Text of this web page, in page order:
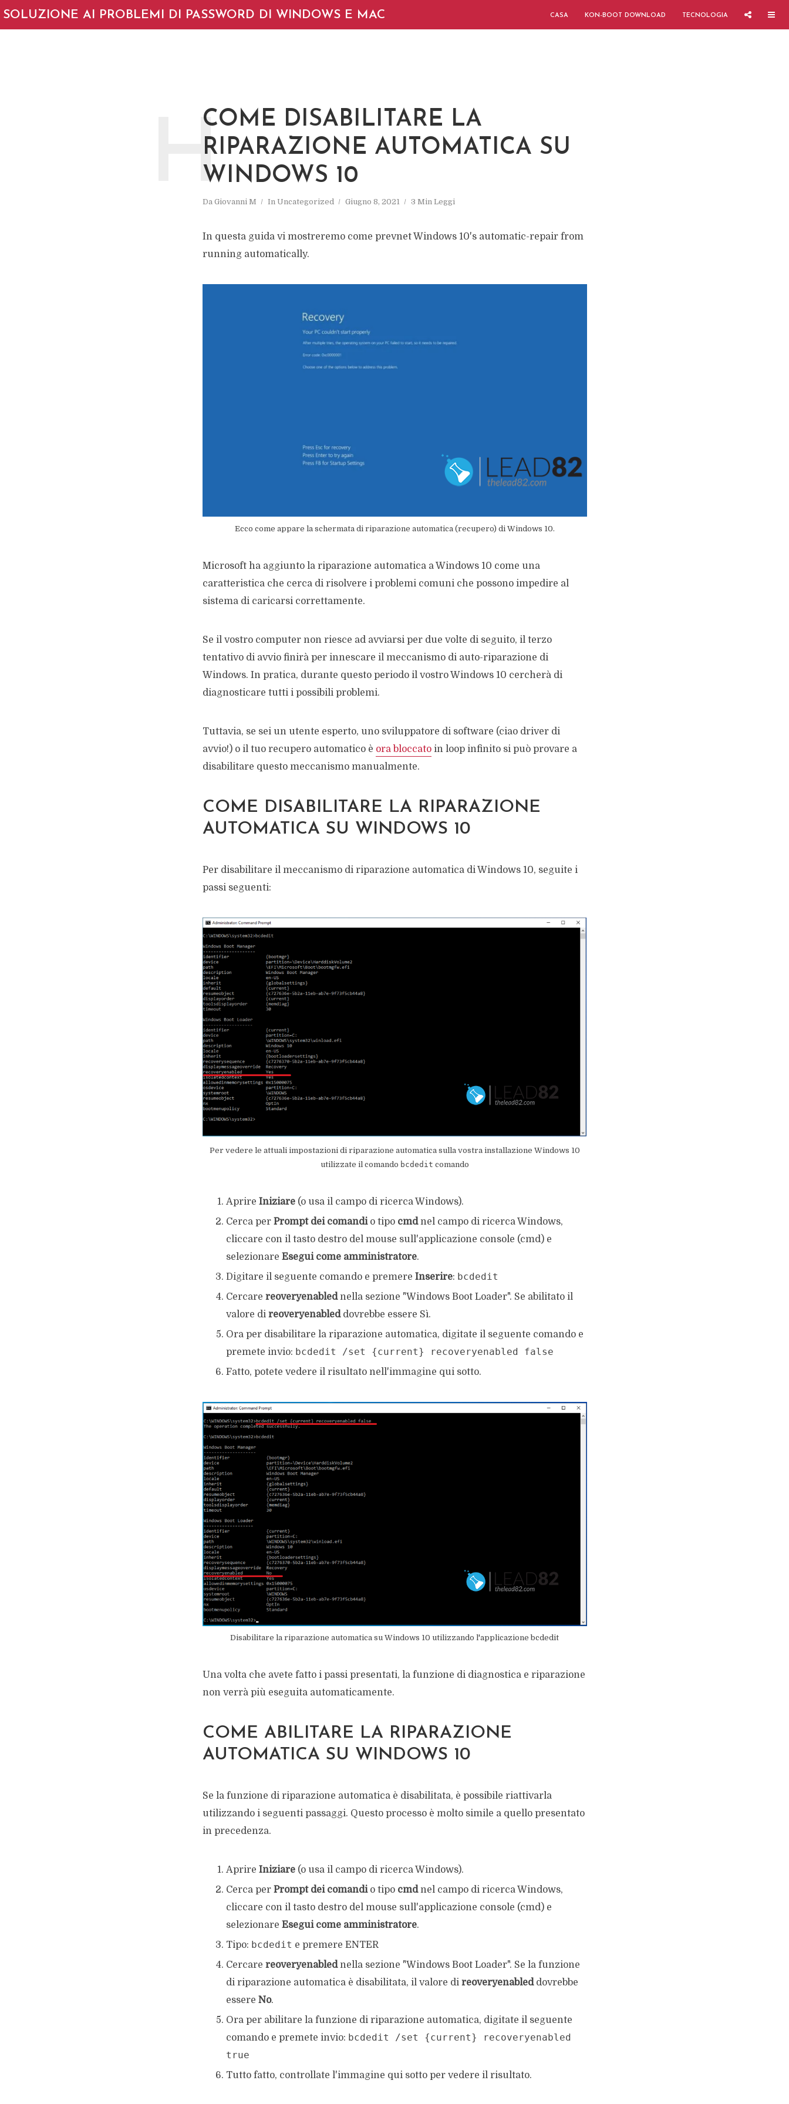
SOLUZIONE AI PROBLEMI DI PASSWORD DI WINDOWS E MAC CASA KON-BOOT DOWNLOAD TECNOLOGIA
COME DISABILITARE LA
RIPARAZIONE AUTOMATICA SU
WINDOWS 10
Da Giovanni M In Uncategorized Giugno 8, 2021 3 Min Leggi
H
In questa guida vi mostreremo come prevnet Windows 10's automatic-repair from
running automatically.
Ecco come appare la schermata di riparazione automatica (recupero) di Windows 10.
Microsoft ha aggiunto la riparazione automatica a Windows 10 come una
caratteristica che cerca di risolvere i problemi comuni che possono impedire al
sistema di caricarsi correttamente.
Se il vostro computer non riesce ad avviarsi per due volte di seguito, il terzo
tentativo di avvio finirà per innescare il meccanismo di auto-riparazione di
Windows. In pratica, durante questo periodo il vostro Windows 10 cercherà di
diagnosticare tutti i possibili problemi.
Tuttavia, se sei un utente esperto, uno sviluppatore di software (ciao driver di
avvio!) o il tuo recupero automatico è ora bloccatoin loop infinito si può provare a
disabilitare questo meccanismo manualmente.
COME DISABILITARE LA RIPARAZIONE
AUTOMATICA SU WINDOWS 10
Per disabilitare il meccanismo di riparazione automatica di Windows 10, seguite i
passi seguenti:
Per vedere le attuali impostazioni di riparazione automatica sulla vostra installazione Windows 10
utilizzate il comando bcdedit comando
Aprire Iniziare(o usa il campo di ricerca Windows).
Cerca per Prompt dei comandio tipo cmdnel campo di ricerca Windows,
cliccare con il tasto destro del mouse sull'applicazione console (cmd) e
selezionare Esegui come amministratore.
Digitare il seguente comando e premere Inserire: bcdedit
Cercare reoveryenablednella sezione "Windows Boot Loader". Se abilitato il
valore di reoveryenableddovrebbe essere Sì.
Ora per disabilitare la riparazione automatica, digitate il seguente comando e
premete invio: bcdedit /set {current} recoveryenabled false
Fatto, potete vedere il risultato nell'immagine qui sotto.
Disabilitare la riparazione automatica su Windows 10 utilizzando l'applicazione bcdedit
Una volta che avete fatto i passi presentati, la funzione di diagnostica e riparazione
non verrà più eseguita automaticamente.
COME ABILITARE LA RIPARAZIONE
AUTOMATICA SU WINDOWS 10
Se la funzione di riparazione automatica è disabilitata, è possibile riattivarla
utilizzando i seguenti passaggi. Questo processo è molto simile a quello presentato
in precedenza.
Aprire Iniziare(o usa il campo di ricerca Windows).
Cerca per Prompt dei comandio tipo cmdnel campo di ricerca Windows,
cliccare con il tasto destro del mouse sull'applicazione console (cmd) e
selezionare Esegui come amministratore.
Tipo: bcdedit e premere ENTER
Cercare reoveryenablednella sezione "Windows Boot Loader". Se la funzione
di riparazione automatica è disabilitata, il valore di reoveryenableddovrebbe
essere No.
Ora per abilitare la funzione di riparazione automatica, digitate il seguente
comando e premete invio: bcdedit /set {current} recoveryenabled
true
Tutto fatto, controllate l'immagine qui sotto per vedere il risultato.